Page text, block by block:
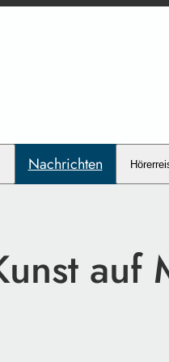
Nachrichten
auf